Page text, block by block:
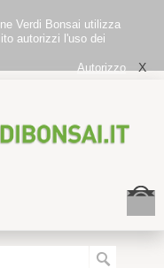
Verdi Bonsai utilizza
autorizzi l'uso dei
Autorizzo
X